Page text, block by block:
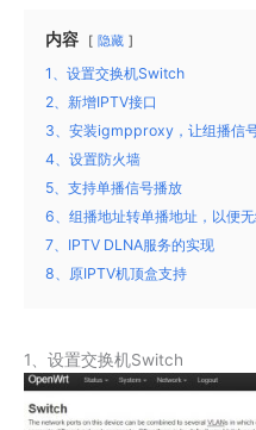
内容 隐藏
1、设置交换机Switch
2、新增IPTV接口
3、安装igmpproxy，让组播信
4、设置防火墙
5、支持单播信号播放
6、组播地址转单播地址，以便
7、IPTV DLNA服务的实现
8、原IPTV机顶盒支持
1、设置交换机Switch